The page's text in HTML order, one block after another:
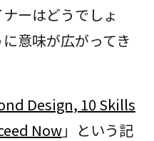
ーはどうでしょ
意味が広がってき
Design, 10 Skills
Now」という記